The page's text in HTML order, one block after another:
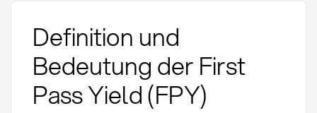
Definition und
Bedeutung der First
Pass Yield (FPY)